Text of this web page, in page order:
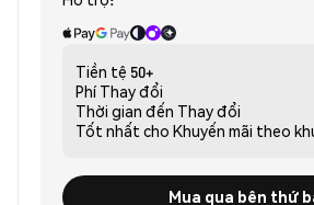
Tiền tệ 50+
Phí Thay đổi
Thời gian đến Thay đổi
Tốt nhất cho Khuyến mãi theo
Mua qua bên thứ